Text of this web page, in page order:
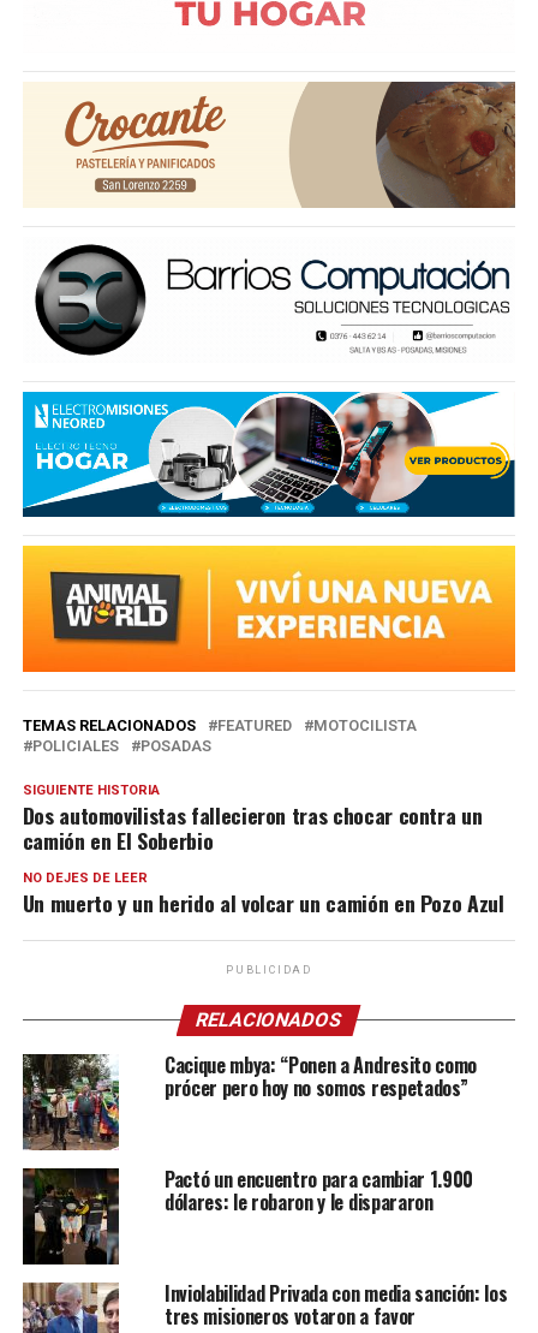
TEMAS RELACIONADOS FEATURED
MOTOCILISTA
POLICIALES
POSADAS
SIGUIENTE HISTORIA
Dos automovilistas fallecieron tras chocar contra un
camión en El Soberbio
NO DEJES DE LEER
Un muerto y un herido al volcar un camión en Pozo Azul
PUBLICIDAD
RELACIONADOS
Cacique mbya: “Ponen a Andresito como
prócer pero hoy no somos respetados”
Pactó un encuentro para cambiar 1.900
dólares: le robaron y le dispararon
Inviolabilidad Privada con media sanción: los
tres misioneros votaron a favor